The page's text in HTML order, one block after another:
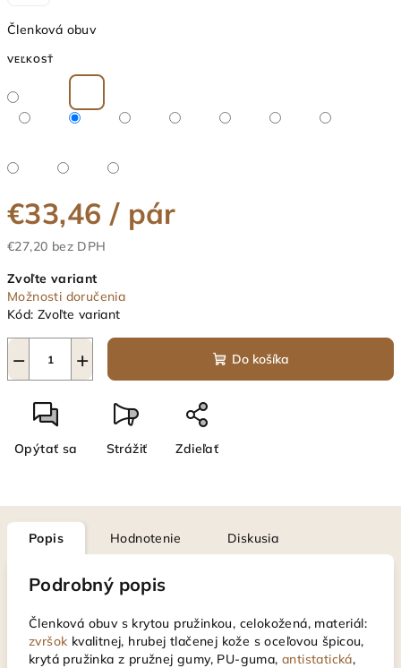
Členková obuv
VEĽKOSŤ
€33,46 / pár
€27,20 bez DPH
cena:
Zvoľte variant
Možnosti doručenia
Kód: Zvoľte variant
+
− Do košíka
Opýtať sa Strážiť Zdieľať
Popis Hodnotenie Diskusia
Podrobný popis
Členková obuv s krytou pružinkou, celokožená, materiál:
zvršok kvalitnej, hrubej tlačenej kože s oceľovou špicou,
krytá pružinka z pružnej gumy, PU-guma, antistatická,